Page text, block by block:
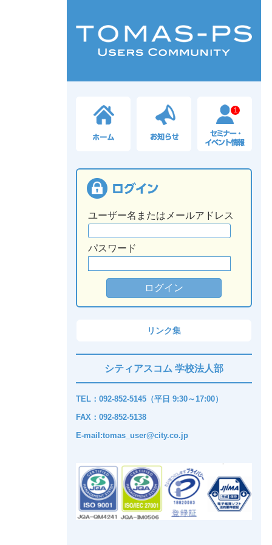
1
ユーザー名またはメールアドレス
パスワード
リンク集
シティアスコム 学校法人部
TEL：092-852-5145（平日 9:30～17:00）
FAX：092-852-5138
E-mail:tomas_user@city.co.jp